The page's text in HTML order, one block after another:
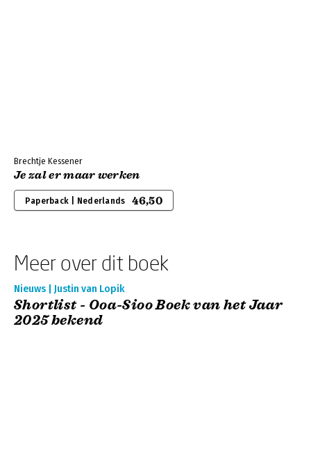
Brechtje Kessener
Je zal er maar werken
Paperback | Nederlands 46,50
Meer over dit boek
Nieuws | Justin van Lopik
Shortlist - Ooa-Sioo Boek van het Jaar
2025 bekend